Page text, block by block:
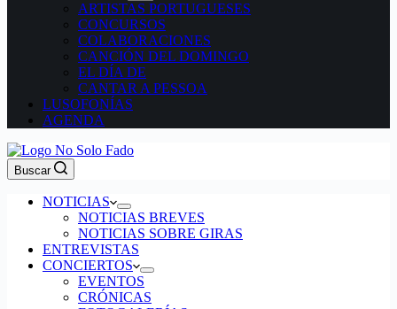
ARTISTAS PORTUGUESES
CONCURSOS
COLABORACIONES
CANCIÓN DEL DOMINGO
EL DÍA DE
CANTAR A PESSOA
LUSOFONÍAS
AGENDA
Buscar
NOTICIAS
NOTICIAS BREVES
NOTICIAS SOBRE GIRAS
ENTREVISTAS
CONCIERTOS
EVENTOS
CRÓNICAS